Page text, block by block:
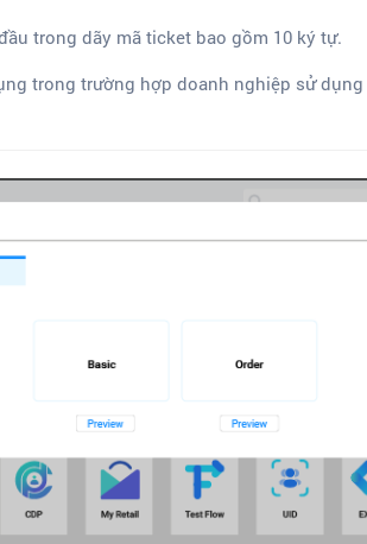
trong dãy mã ticket bao gồm 10 ký tự.
trong trường hợp doanh nghiệp sử dụng